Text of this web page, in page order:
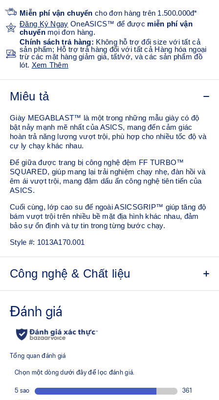
Miễn phí vận chuyển cho đơn hàng trên 1.500.000đ*
Đăng Ký Ngay OneASICS™ để được miễn phí vận
chuyểnmọi đơn hàng.
Chính sách trả hàng: Không hỗ trợ đổi size với tất cả
sản phẩm; Hỗ trợ trả hàng đối với tất cả Hàng hóa ngoại
trừ các mặt hàng giảm giá, tất/vớ, và các sản phẩm đồ
lót. Xem Thêm
Miêu tả
Giày MEGABLAST™ là một trong những mẫu giày có độ
bật nảy mạnh mẽ nhất của ASICS, mang đến cảm giác
hoàn trả năng lượng vượt trội, phù hợp cho nhiều tốc độ và
cự ly chạy khác nhau.
Đế giữa được trang bị công nghệ đệm FF TURBO™
SQUARED, giúp mang lại trải nghiệm chạy nhẹ, đàn hồi và
êm ái vượt trội, mang đậm dấu ấn công nghệ tiên tiến của
ASICS.
Cuối cùng, lớp cao su đế ngoài ASICSGRIP™ giúp tăng độ
bám vượt trội trên nhiều bề mặt địa hình khác nhau, đảm
bảo sự ổn định và tự tin trong từng bước chạy.
Style #: 1013A170.001
Công nghệ & Chất liệu
Chất liệu dệt nhẹ và thoáng khí giúp giảm thiểu nhu cầu sử
dụng các lớp phủ bổ sung, mang lại sự linh hoạt, thông
Đệm FF TURBO™ SQUARED
Công nghệ đệm với vật liệu bọt có khả năng hoàn trả năng
lượng cao, được thiết kế để mang lại độ êm vượt trội và độ
bật nảy mạnh mẽ, giúp tăng hiệu suất và nhịp chạy tự nhiên
Cao su đế ngoài ASICSGRIP™